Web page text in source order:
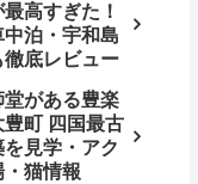
高すぎた！
泊・宇和島
底レビュー
堂がある豊楽
町 四国最古
見学・アク
猫情報